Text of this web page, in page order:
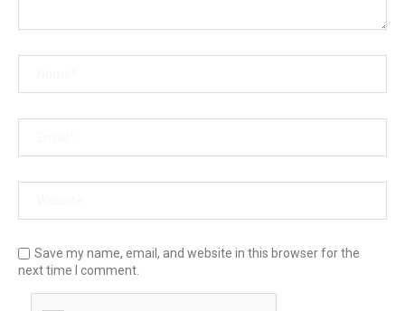
Save my name, email, and website in this browser for the
next time I comment.